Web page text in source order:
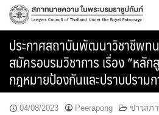
Skip
ประกาศสถาบันพัฒนาวิชาชีพท
สมัครอบรมวิชาการ เรื่อง “หลั
กฎหมายป้องกันและปราบปราม
04/08/2023 Peerapong ข่าวสภ